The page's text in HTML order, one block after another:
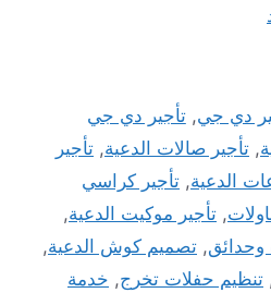
دي جي,تأجير دي جي
, تأجير صالات الدعية, تأجير
الدعية, تأجير كراسي
, تأجير موكيت الدعية,
وحدائق, تصميم كوش الدعية,
تنظيم حفلات تخرج, خدمة